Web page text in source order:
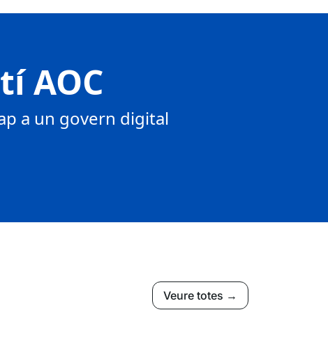
AOC
a un govern digital
Veure totes →